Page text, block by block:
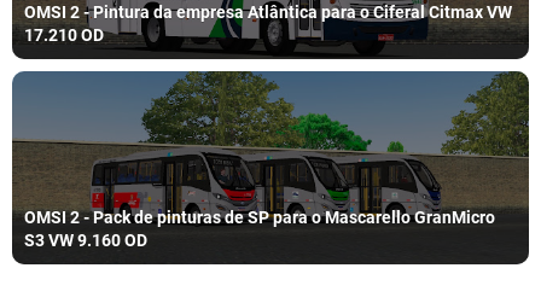
OMSI 2 - Pintura da empresa Atlântica para o Ciferal Citmax VW
17.210 OD
OMSI 2 - Pack de pinturas de SP para o Mascarello GranMicro
S3 VW 9.160 OD